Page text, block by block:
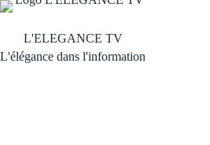
L'ELEGANCE TV
L'élégance dans l'information